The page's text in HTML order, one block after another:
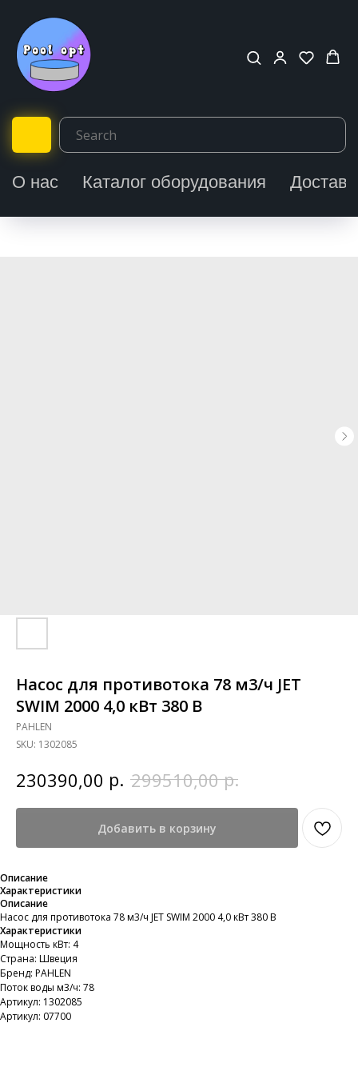
О нас Каталог оборудования
Насос для противотока 78 м3/ч JET
SWIM 2000 4,0 кВт 380 В
PAHLEN
SKU: 1302085
230390,00 р. 299510,00 р.
Добавить в корзину
Описание
Характеристики
Описание
Насос для противотока 78 м3/ч JET SWIM 2000 4,0 кВт 380 В
Характеристики
Мощность кВт: 4
Страна: Швеция
Бренд: PAHLEN
Поток воды м3/ч: 78
Артикул: 1302085
Артикул: 07700